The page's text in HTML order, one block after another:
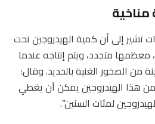
مناخية
تشير إلى أن كمية الهيدروجين تحت
معظمها متجدد، ويتم إنتاجه عندما
من الصخور الغنية بالحديد. وقال:
إلى 2% فقط من هذا الهيدروجين يمكن أن يغطي
لمئات السنين”.